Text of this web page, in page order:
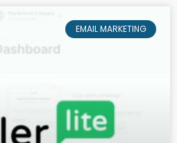
EMAIL MARKETING